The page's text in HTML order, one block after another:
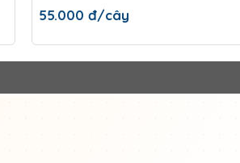
55.000 đ/cây